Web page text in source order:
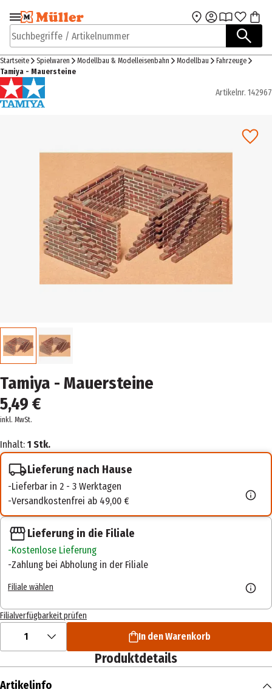
Zur Navigation
springen
Zum Hauptinhalt
Suchbegriffe / Artikelnummer
Startseite Spielwaren Modellbau & Modelleisenbahn Modellbau
Fahrzeuge
Tamiya - Mauersteine
Artikelnr. 142967
Tamiya - Mauersteine
5,49 €
inkl. MwSt.
Inhalt: 1 Stk.
Lieferung nach Hause
Lieferbar in 2 - 3 Werktagen
Versandkostenfrei ab 49,00 €
Lieferung in die Filiale
Kostenlose Lieferung
Zahlung bei Abholung in der Filiale
Filiale wählen
Filialverfügbarkeit prüfen
1 In den Warenkorb
Produktdetails
Artikelinfo